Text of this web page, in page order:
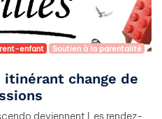
enfant Soutien à la parentalité
itinérant change de
deviennent Les rendez-